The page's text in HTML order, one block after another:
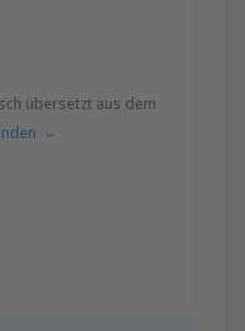
übersetzt aus dem